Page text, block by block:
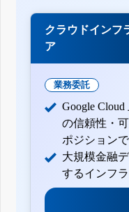
クラウドインフ
ア
業務委託
Google
の信頼性・
ポジションで
大規模金融
するインフ